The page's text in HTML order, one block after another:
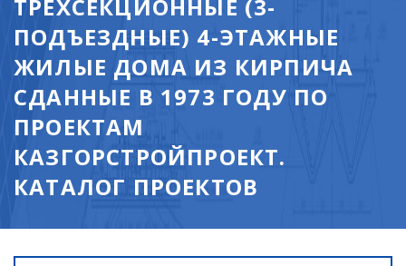
ТРЕХСЕКЦИОННЫЕ (3-
ПОДЪЕЗДНЫЕ) 4-ЭТАЖНЫЕ
ЖИЛЫЕ ДОМА ИЗ КИРПИЧА
СДАННЫЕ В 1973 ГОДУ ПО
ПРОЕКТАМ
КАЗГОРСТРОЙПРОЕКТ.
КАТАЛОГ ПРОЕКТОВ